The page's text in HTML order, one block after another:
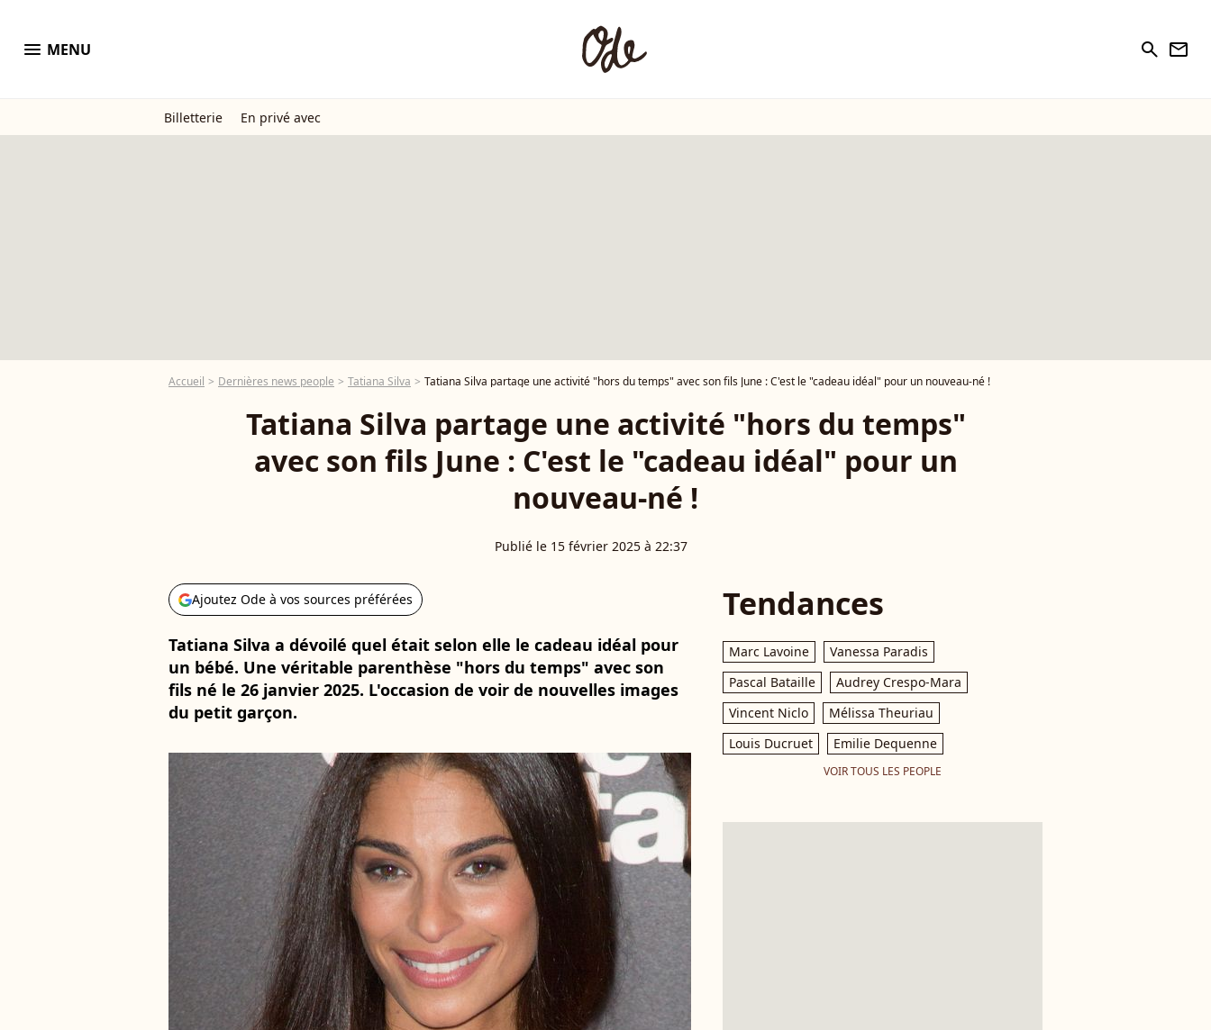
menu MENU search newsletter
Billetterie En privé avec
Accueil Dernières news people Tatiana Silva Tatiana Silva partage une activité "hors du temps" avec son fils June : C'est le "cadeau idéal" pour un nouveau-né !
Tatiana Silva partage une activité "hors du temps"
avec son fils June : C'est le "cadeau idéal" pour un
nouveau-né !
Publié le 15 février 2025 à 22:37
Ajoutez Ode à vos sources préférées
Tatiana Silva a dévoilé quel était selon elle le cadeau idéal pour
un bébé. Une véritable parenthèse "hors du temps" avec son
fils né le 26 janvier 2025. L'occasion de voir de nouvelles images
du petit garçon.
Tendances
Marc Lavoine
Vanessa Paradis
Pascal Bataille
Audrey Crespo-Mara
Vincent Niclo
Mélissa Theuriau
Louis Ducruet
Emilie Dequenne
VOIR TOUS LES PEOPLE